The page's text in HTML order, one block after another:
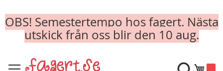
OBS! Semestertempo hos fagert. Nästa
utskick från oss blir den 10 aug.
to
Min
Sök